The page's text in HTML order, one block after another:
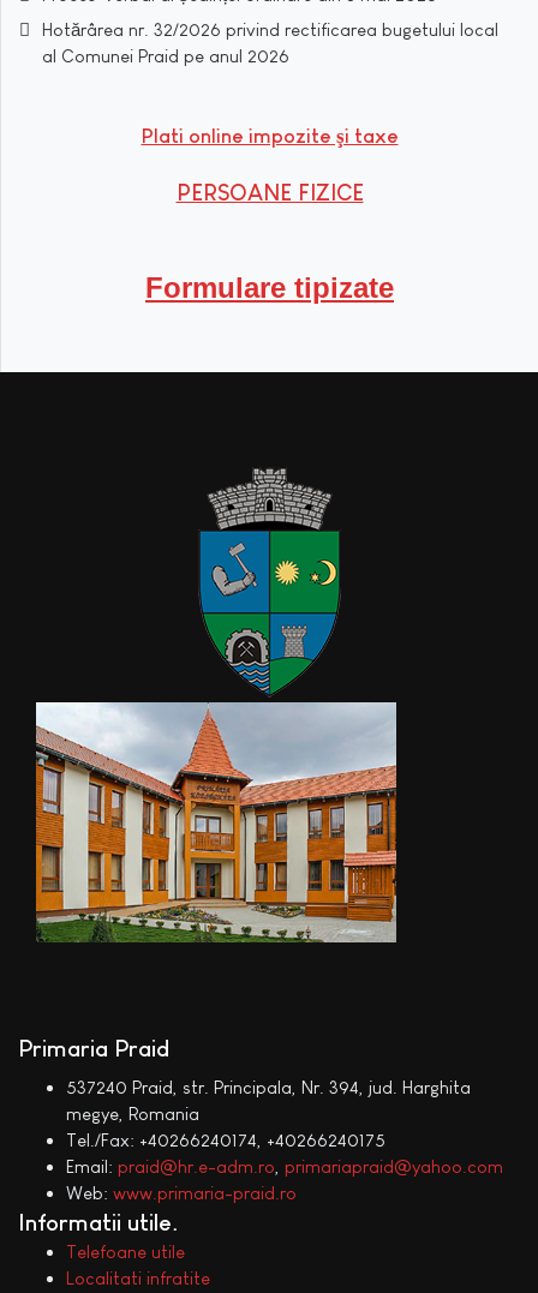
Hotărârea nr. 32/2026 privind rectificarea bugetului local
al Comunei Praid pe anul 2026
Plati online impozite şi taxe
PERSOANE FIZICE
Formulare tipizate
Primaria Praid
537240 Praid, str. Principala, Nr. 394, jud. Harghita
megye, Romania
Tel./Fax: +40266240174, +40266240175
Email: praid@hr.e-adm.ro primariapraid@yahoo.com
Web: www.primaria-praid.ro
Informatii utile
Telefoane utile
Localitati infratite